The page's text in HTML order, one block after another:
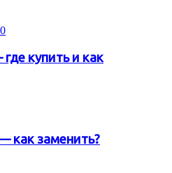
купить и как
как заменить?